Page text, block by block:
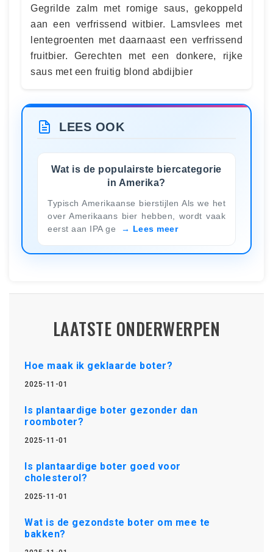
Gegrilde zalm met romige saus, gekoppeld
aan een verfrissend witbier. Lamsvlees met
lentegroenten met daarnaast een verfrissend
fruitbier. Gerechten met een donkere, rijke
saus met een fruitig blond abdijbier
LEES OOK
Wat is de populairste biercategorie
in Amerika?
Typisch Amerikaanse bierstijlen Als we het
over Amerikaans bier hebben, wordt vaak
eerst aan IPA ge
Lees meer
LAATSTE ONDERWERPEN
Hoe maak ik geklaarde boter?
2025-11-01
Is plantaardige boter gezonder dan
roomboter?
2025-11-01
Is plantaardige boter goed voor
cholesterol?
2025-11-01
Wat is de gezondste boter om mee te
bakken?